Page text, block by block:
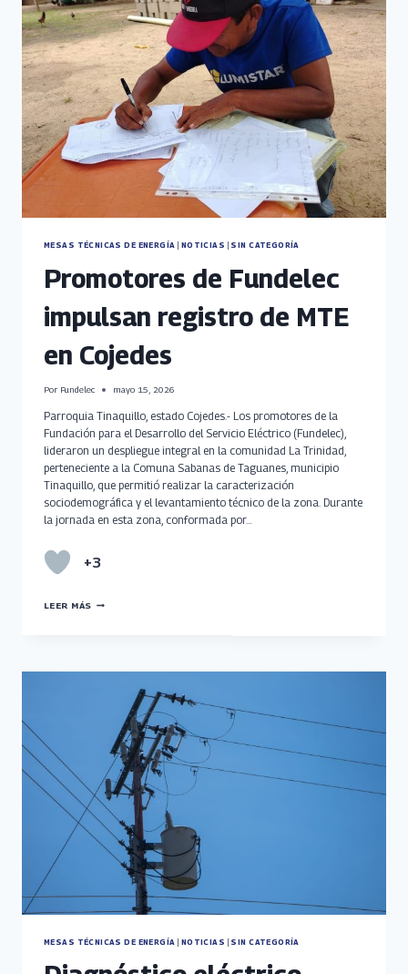
MESAS TÉCNICAS DE ENERGÍA NOTICIAS SIN CATEGORÍA
Promotores de Fundelec
impulsan registro de MTE
en Cojedes
Por Fundelec mayo 15, 2026
Parroquia Tinaquillo, estado Cojedes.- Los promotores de la
Fundación para el Desarrollo del Servicio Eléctrico (Fundelec),
lideraron un despliegue integral en la comunidad La Trinidad,
perteneciente a la Comuna Sabanas de Taguanes, municipio
Tinaquillo, que permitió realizar la caracterización
sociodemográfica y el levantamiento técnico de la zona. Durante
la jornada en esta zona, conformada por…
+3
LEER MÁS PROMOTORES
DE
COJEDES
MESAS TÉCNICAS DE ENERGÍA NOTICIAS SIN CATEGORÍA